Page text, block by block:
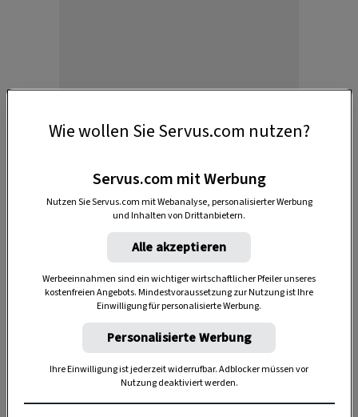
Anzeige
DAS KÖNNTE SIE AUCH INTERESSIEREN
Wie wollen Sie Servus.com nutzen?
Servus.com mit Werbung
Nutzen Sie Servus.com mit Webanalyse, personalisierter Werbung
und Inhalten von Drittanbietern.
Alle akzeptieren
Werbeeinnahmen sind ein wichtiger wirtschaftlicher Pfeiler unseres
kostenfreien Angebots. Mindestvoraussetzung zur Nutzung ist Ihre
Einwilligung für personalisierte Werbung.
Personalisierte Werbung
Ihre Einwilligung ist jederzeit widerrufbar. Adblocker müssen vor
Nutzung deaktiviert werden.